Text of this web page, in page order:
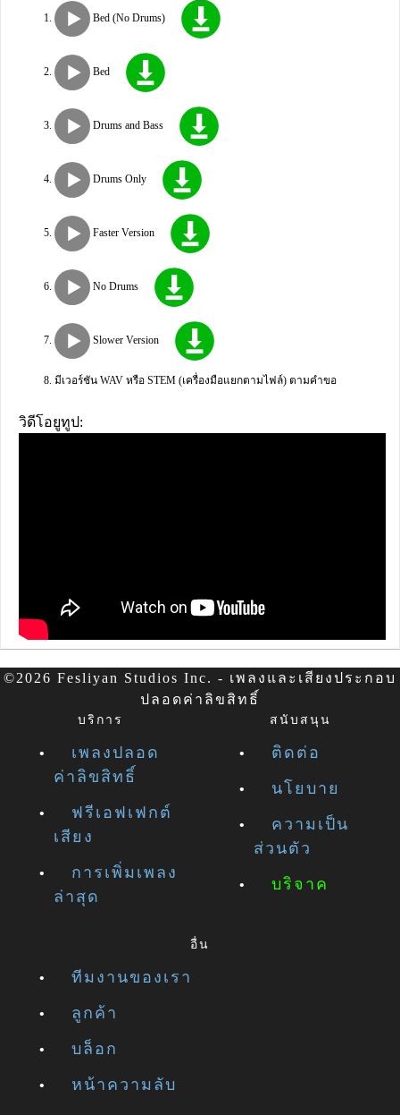
Bed (No Drums)
Bed
Drums and Bass
Drums Only
Faster Version
No Drums
Slower Version
มีเวอร์ชัน WAV หรือ STEM (เครื่องมือแยกตามไฟล์) ตามคำขอ
วิดีโอยูทูป:
©2026 Fesliyan Studios Inc. - เพลงและเสียงประกอบ
ปลอดค่าลิขสิทธิ์
บริการ
เพลงปลอด
ค่าลิขสิทธิ์
ฟรีเอฟเฟกต์
เสียง
การเพิ่มเพลง
ล่าสุด
สนับสนุน
ติดต่อ
นโยบาย
ความเป็น
ส่วนตัว
บริจาค
อื่น
ทีมงานของเรา
ลูกค้า
บล็อก
หน้าความลับ